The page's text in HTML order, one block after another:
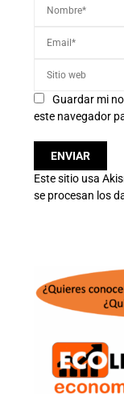
Guardar mi
este navegador
Este sitio usa
se procesan los